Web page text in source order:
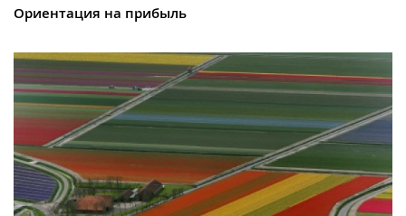
Ориентация на прибыль